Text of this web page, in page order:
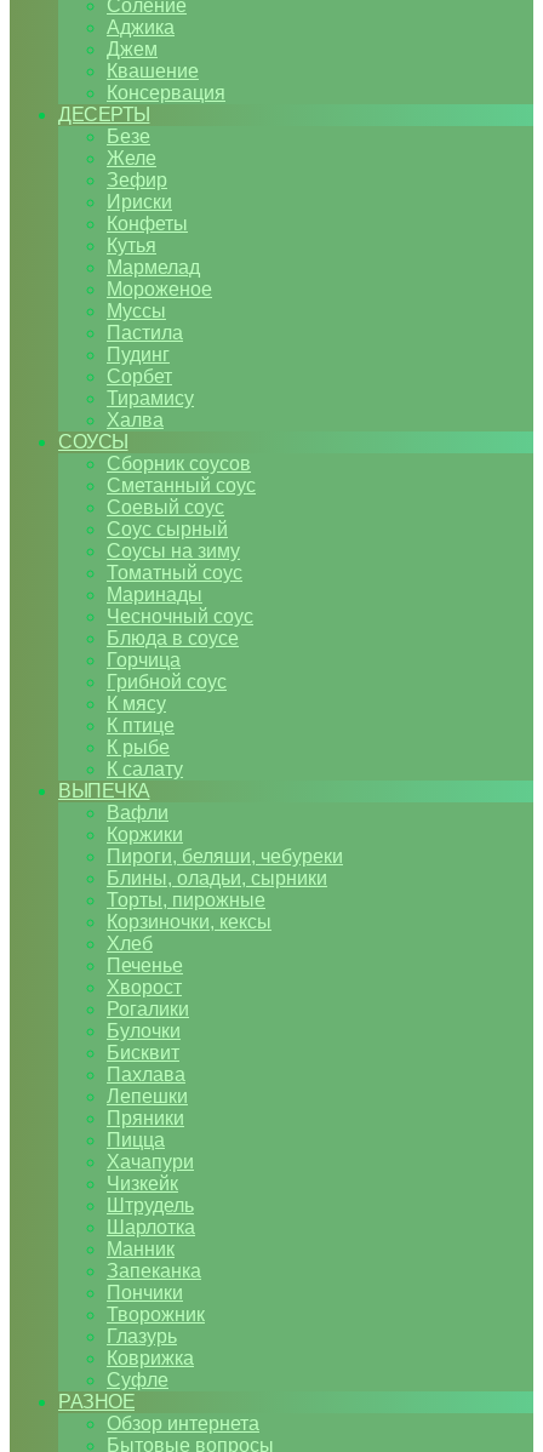
Соление
Аджика
Джем
Квашение
Консервация
ДЕСЕРТЫ
Безе
Желе
Зефир
Ириски
Конфеты
Кутья
Мармелад
Мороженое
Муссы
Пастила
Пудинг
Сорбет
Тирамису
Халва
СОУСЫ
Сборник соусов
Сметанный соус
Соевый соус
Соус сырный
Соусы на зиму
Томатный соус
Маринады
Чесночный соус
Блюда в соусе
Горчица
Грибной соус
К мясу
К птице
К рыбе
К салату
ВЫПЕЧКА
Вафли
Коржики
Пироги, беляши, чебуреки
Блины, оладьи, сырники
Торты, пирожные
Корзиночки, кексы
Хлеб
Печенье
Хворост
Рогалики
Булочки
Бисквит
Пахлава
Лепешки
Пряники
Пицца
Хачапури
Чизкейк
Штрудель
Шарлотка
Манник
Запеканка
Пончики
Творожник
Глазурь
Коврижка
Суфле
РАЗНОЕ
Обзор интернета
Бытовые вопросы